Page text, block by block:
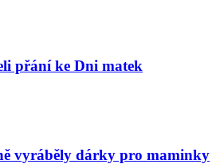
přání ke Dni matek
vyráběly dárky pro maminky